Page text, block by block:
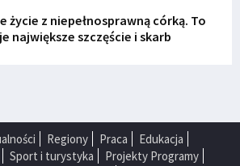
życie z niepełnosprawną córką. To
największe szczęście i skarb
Regiony Praca
Edukacja
Sport i turystyka
Projekty Programy